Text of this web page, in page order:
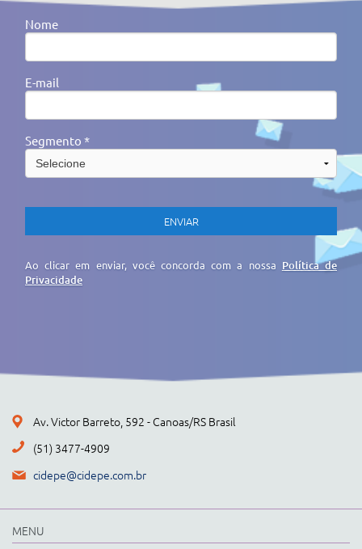
Nome
E-mail
Segmento *
Ao clicar em enviar, você concorda com a nossa Política de
Privacidade
Av. Victor Barreto, 592 - Canoas/RS Brasil
(51) 3477-4909
cidepe@cidepe.com.br
MENU